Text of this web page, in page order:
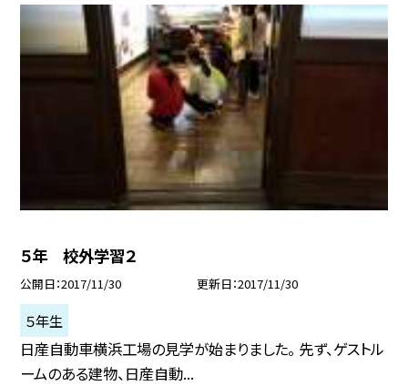
５年 校外学習２
公開日 2017/11/30 更新日 2017/11/30
５年生
日産自動車横浜工場の見学が始まりました。 先ず、ゲストル
ームのある建物、日産自動...